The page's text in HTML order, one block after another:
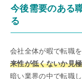
今後需要のある
る
会社全体が暇で転職
来性が低くないか見
暗い業界の中で転職